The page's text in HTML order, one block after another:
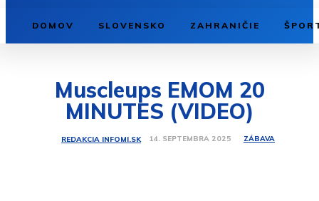
DOMOV SLOVENSKO ZAHRANIČIE
Muscleups EMOM 20
MINUTES (VIDEO)
REDAKCIA INFOMI.SK 14. SEPTEMBRA 2025 ZÁBAVA